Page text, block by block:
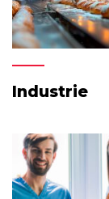
Industrie